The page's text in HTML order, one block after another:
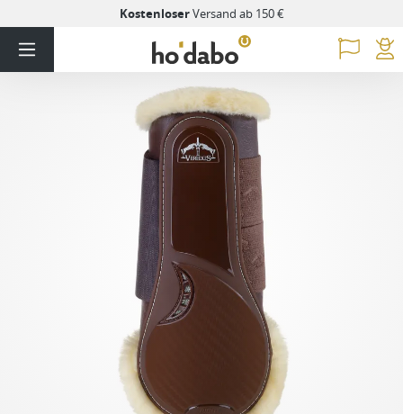
KostenloserVersand ab 150 €